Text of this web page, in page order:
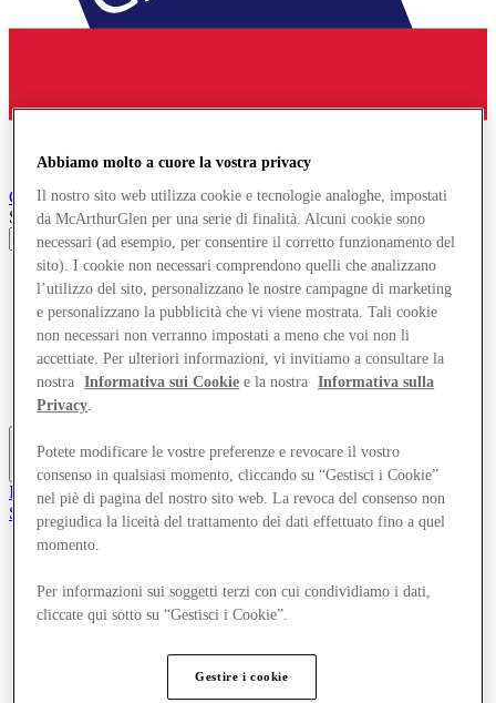
Cheshire OaksDesigner Outlet
Search input
Negozi
Offerte
Pianifica la tua visita
Cosa c'è in programma
Mangia e Bevi
Gift Card
Servizi
Altro
Il Club
Salvata
it
Offerte
Pianifica la tua visita
Cosa c'è in programma
Abbiamo molto a cuore la vostra privacy
Il nostro sito web utilizza cookie e tecnologie analoghe, impostati
da McArthurGlen per una serie di finalità. Alcuni cookie sono
necessari (ad esempio, per consentire il corretto funzionamento del
sito). I cookie non necessari comprendono quelli che analizzano
l’utilizzo del sito, personalizzano le nostre campagne di marketing
e personalizzano la pubblicità che vi viene mostrata. Tali cookie
non necessari non verranno impostati a meno che voi non li
accettiate. Per ulteriori informazioni, vi invitiamo a consultare la
nostra
Informativa sui Cookie e la nostra
Informativa sulla
Privacy.
Potete modificare le vostre preferenze e revocare il vostro
consenso in qualsiasi momento, cliccando su “Gestisci i Cookie”
nel piè di pagina del nostro sito web. La revoca del consenso non
pregiudica la liceità del trattamento dei dati effettuato fino a quel
momento.
Per informazioni sui soggetti terzi con cui condividiamo i dati,
cliccate qui sotto su “Gestisci i Cookie”.
Gestire i cookie